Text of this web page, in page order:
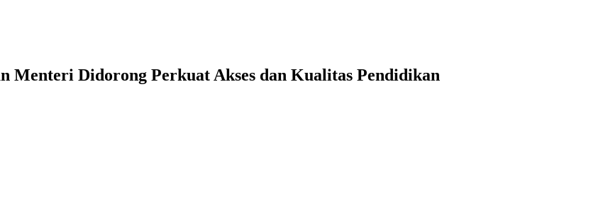
Menteri Didorong Perkuat Akses dan Kualitas Pendidikan